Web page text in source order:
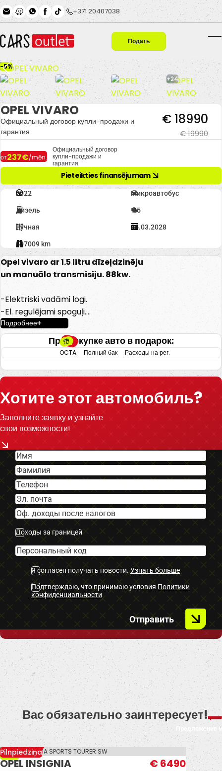
Skip to main content+371 20407038
Подать
заявку
-5%
+24
OPEL VIVARO
Официальный договор купли-продажи и
гарантия
€ 19990
€ 18990
от237€/mēn.
Официальный договор
купли-продажи и
гарантия
Pieteikties finansējumam
2022 Микроавтобус
Дизель 1.5
Ручная 16.03.2028
107009 km
При покупке авто в подарок:
Расходы на рег.
Полный бак
OCTA
Opel vivaro ar 1.5 litru dīzeļdzinēju
un manuālo transmisiju. 88kw.
-Elektriski vadāmi logi.
-El. regulējami spoguļi.
-Gaisa kondicionieris.
-Multimēdijas sistēma.
-Parkošanas sensori.
-Klimatkontrole.
-Apsildāmas priekšējas sēdvietas.
-2 Atslēgas.
Подробнее
Хотите этот автомобиль?
Заполните заявку и узнайте
свои возможности!
Доходы за границей
Я согласен получать новости. Узнать больше
Подтверждаю, что принимаю условия Политики
конфиденциальности
Отправить
Вас обязательно заинтересует!
Предложение
-13%
Pilnpiedziņa
OPEL INSIGNIA
€ 6490